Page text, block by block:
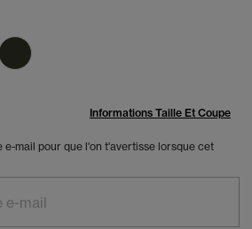
Informations Taille Et Coupe
e-mail pour que l'on t'avertisse lorsque cet